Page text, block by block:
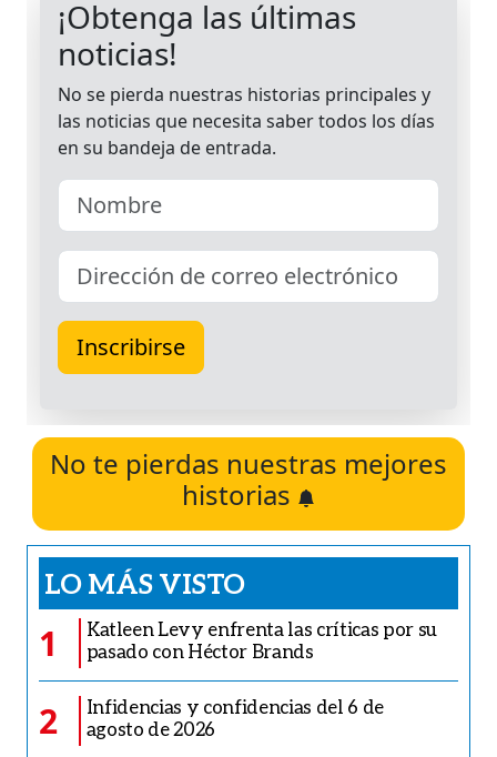
No te pierdas nuestras mejores
historias
LO MÁS VISTO
1
Katleen Levy enfrenta las críticas por su
pasado con Héctor Brands
2
Infidencias y confidencias del 6 de
agosto de 2026